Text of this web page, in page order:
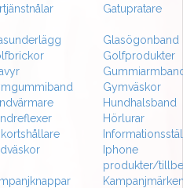
Gatupratare
Glasögonband
Golfprodukter
Gymväskor
Hundhalsband
Hörlurar
kortshållare
Iphone
produkter/